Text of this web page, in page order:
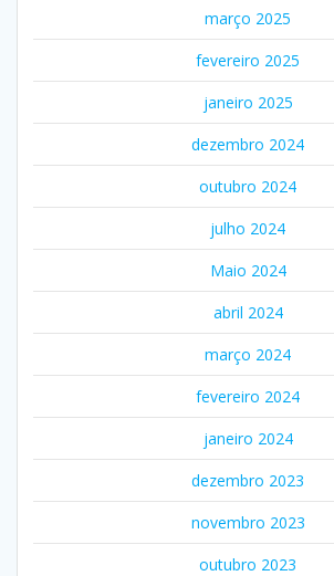
março 2025
fevereiro 2025
janeiro 2025
dezembro 2024
outubro 2024
julho 2024
Maio 2024
abril 2024
março 2024
fevereiro 2024
janeiro 2024
dezembro 2023
novembro 2023
outubro 2023